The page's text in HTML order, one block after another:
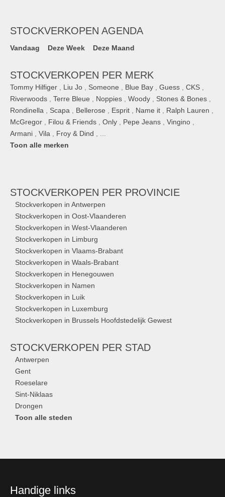
STOCKVERKOPEN AGENDA
Vandaag Deze Week Deze Maand
STOCKVERKOPEN PER MERK
Tommy Hilfiger Liu Jo Someone Blue Bay Guess CKS
Riverwoods
Terre Bleue Noppies Woody Stones & Bones
Rondinella
Scapa Bellerose Esprit Name it Ralph Lauren
McGregor
Filou & Friends Only Pepe Jeans Vingino
Armani
Vila Froy & Dind
Toon alle merken
STOCKVERKOPEN PER PROVINCIE
Stockverkopen in Antwerpen
Stockverkopen in Oost-Vlaanderen
Stockverkopen in West-Vlaanderen
Stockverkopen in Limburg
Stockverkopen in Vlaams-Brabant
Stockverkopen in Waals-Brabant
Stockverkopen in Henegouwen
Stockverkopen in Namen
Stockverkopen in Luik
Stockverkopen in Luxemburg
Stockverkopen in Brussels Hoofdstedelijk Gewest
STOCKVERKOPEN PER STAD
Antwerpen
Gent
Roeselare
Sint-Niklaas
Drongen
Toon alle steden
Handige links